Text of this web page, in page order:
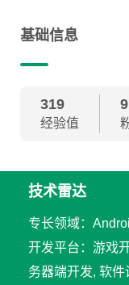
基础信息
319
经验值
9
技术雷达
专长领域：
开发平台：游戏
务器端开发, 软